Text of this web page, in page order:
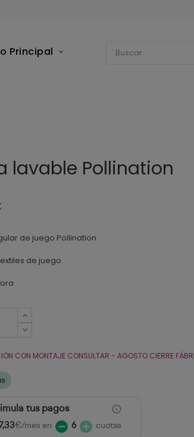
Principal
lavable Pollination
de juego Pollination
de juego
CON MONTAJE CONSULTAR - AGOSTO CIERRE
tus pagos
€/mes en 6 cuotas